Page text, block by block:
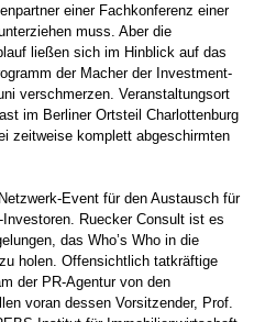
einer Fachkonferenz einer
muss. Aber die
ließen sich im Hinblick auf das
der Macher der Investment-
verschmerzen. Veranstaltungsort
im Berliner Ortsteil Charlottenburg
zeitweise komplett abgeschirmten
Event für den Austausch für
Ruecker Consult ist es
das Who’s Who in die
holen. Offensichtlich tatkräftige
der PR-Agentur von den
voran dessen Vorsitzender, Prof.